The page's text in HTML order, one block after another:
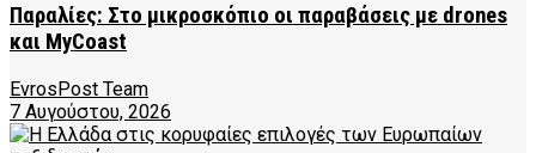
Παραλίες: Στο μικροσκόπιο οι παραβάσεις με drones
και MyCoast
EvrosPost Team
7 Αυγούστου, 2026